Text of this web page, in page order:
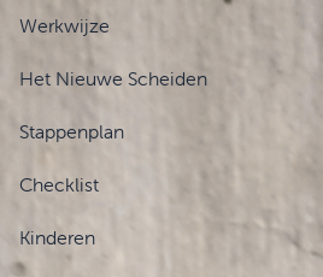
Werkwijze
Het Nieuwe Scheiden
Stappenplan
Checklist
Kinderen